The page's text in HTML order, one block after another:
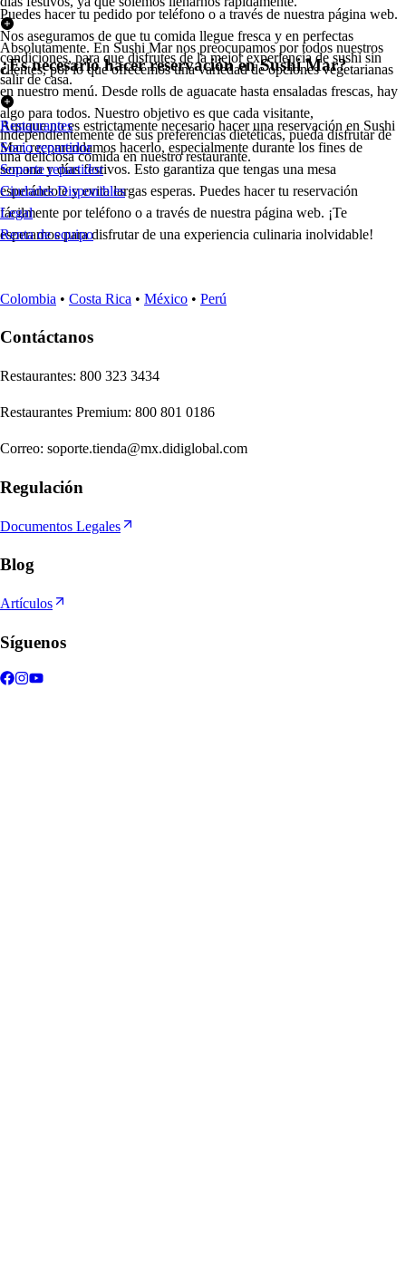
Puedes hacer tu pedido por teléfono o a través de nuestra página web.
Nos aseguramos de que tu comida llegue fresca y en perfectas
condiciones, para que disfrutes de la mejor experiencia de sushi sin
salir de casa.
Absolutamente. En Sushi Mar nos preocupamos por todos nuestros
clientes, por lo que ofrecemos una variedad de opciones vegetarianas
en nuestro menú. Desde rolls de aguacate hasta ensaladas frescas, hay
algo para todos. Nuestro objetivo es que cada visitante,
independientemente de sus preferencias dietéticas, pueda disfrutar de
una deliciosa comida en nuestro restaurante.
¿Es necesario hacer reservación en Sushi Mar?
Aunque no es estrictamente necesario hacer una reservación en Sushi
Mar, recomendamos hacerlo, especialmente durante los fines de
semana y días festivos. Esto garantiza que tengas una mesa
esperándote y evita largas esperas. Puedes hacer tu reservación
fácilmente por teléfono o a través de nuestra página web. ¡Te
esperamos para disfrutar de una experiencia culinaria inolvidable!
Restaurantes
Socio repartidor
Soporte repartidor
Ciudades Disponibles
Legal
Renta de equipo
Colombia • Costa Rica • México • Perú
Contáctanos
Restaurantes: 800 323 3434
Restaurantes Premium: 800 801 0186
Correo: soporte.tienda@mx.didiglobal.com
Regulación
Documentos Legales
Blog
Artículos
Síguenos